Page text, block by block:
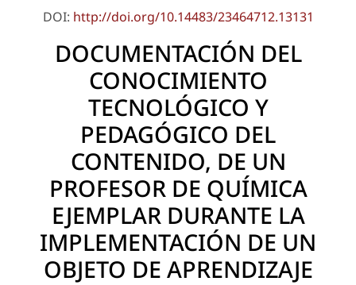
DOI: http://doi.org/10.14483/23464712.13131
DOCUMENTACIÓN DEL
CONOCIMIENTO
TECNOLÓGICO Y
PEDAGÓGICO DEL
CONTENIDO, DE UN
PROFESOR DE QUÍMICA
EJEMPLAR DURANTE LA
IMPLEMENTACIÓN DE UN
OBJETO DE APRENDIZAJE